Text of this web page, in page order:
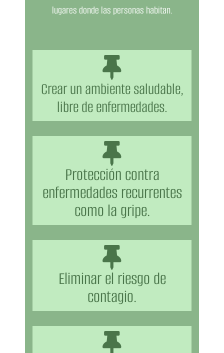
lugares donde las personas habitan.
Crear un ambiente saludable,
libre de enfermedades.
Protección contra
enfermedades recurrentes
como la gripe.
Eliminar el riesgo de
contagio.